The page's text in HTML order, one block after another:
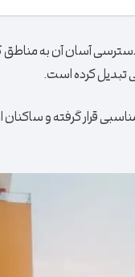
آسان آن به مناطق
تبدیل کرده است.
قرار گرفته و